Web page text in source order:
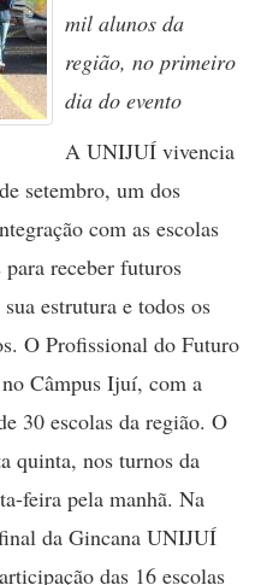
mil alunos da
região, no primeiro
dia do evento
A UNIJUÍ vivencia
setembro, um dos
com as escolas
receber futuros
estrutura e todos os
O Profissional do Futuro
Câmpus Ijuí, com a
30 escolas da região. O
quinta, nos turnos da
feira pela manhã. Na
da Gincana UNIJUÍ
das 16 escolas